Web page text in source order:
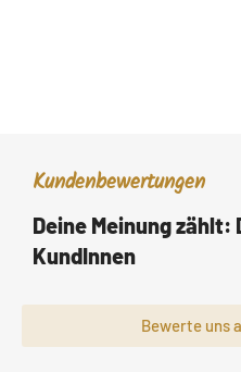
Kundenbewertungen
Deine Meinung zählt:
KundInnen
Bewerte uns